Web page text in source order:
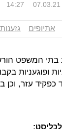
14:27 07.03.21
אתיופים גזענות
בתי המשפט
ופוגעניות
עזר, וכן